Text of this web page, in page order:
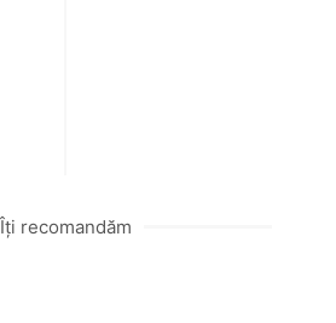
Îți recomandăm